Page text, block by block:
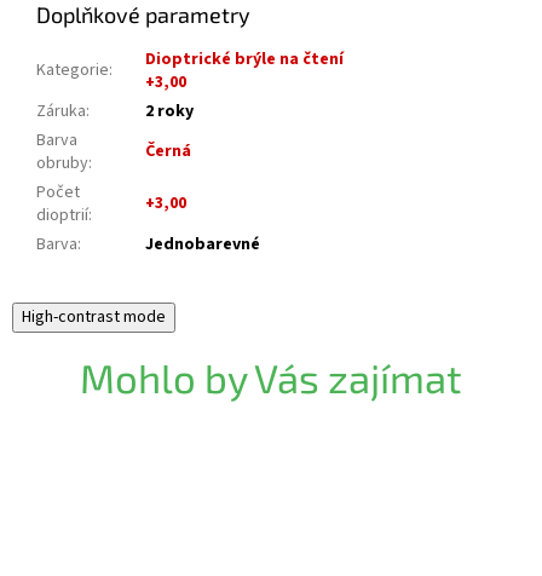
Doplňkové parametry
Kategorie:
Dioptrické brýle na čtení
+3,00
Záruka:
2 roky
Barva
obruby:
Černá
Počet
dioptrií:
+3,00
Barva: Jednobarevné
High-contrast mode
Mohlo by Vás zajímat